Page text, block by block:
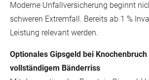
Moderne Unfallversicherung beginnt
schweren Extremfall. Bereits ab 1 %
Leistung relevant werden.
Optionales Gipsgeld bei
vollständigem Bänderriss